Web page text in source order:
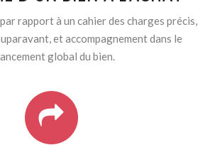
par rapport à un cahier des charges précis,
et accompagnement dans le
global du bien.